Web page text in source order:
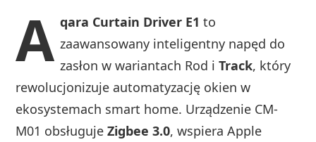
A qara Curtain Driver E1 to
zaawansowany inteligentny napęd do
zasłon w wariantach Rod iTrack, który
rewolucjonizuje automatyzację okien w
ekosystemach smart home. Urządzenie CM-
M01 obsługujeZigbee 3.0, wspiera Apple